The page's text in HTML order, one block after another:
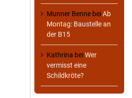
Munner Benne beiAb
Montag: Baustelle an
der B15
Kathrina beiWer
vermisst eine
Schildkröte?